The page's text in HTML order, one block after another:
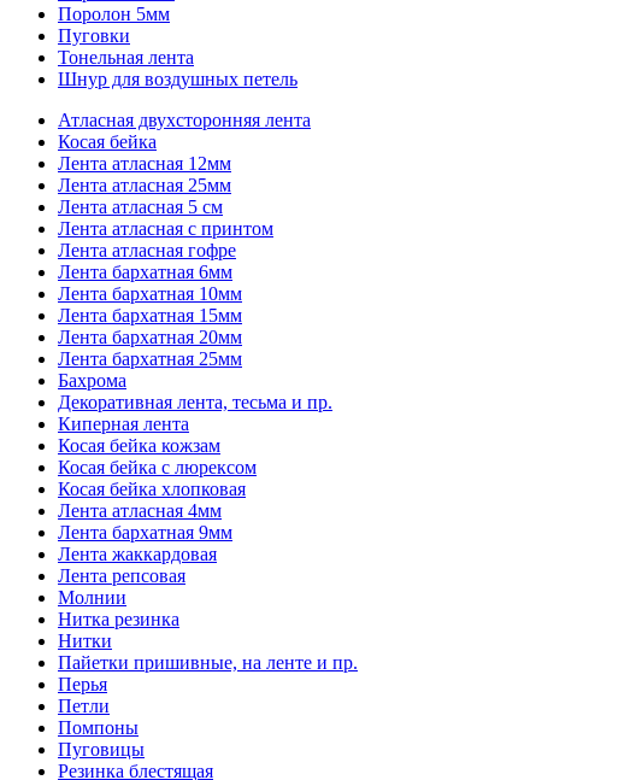
Поролон 5мм
Пуговки
Тонельная лента
Шнур для воздушных петель
Атласная двухсторонняя лента
Косая бейка
Лента атласная 12мм
Лента атласная 25мм
Лента атласная 5 см
Лента атласная с принтом
Лента атласная гофре
Лента бархатная 6мм
Лента бархатная 10мм
Лента бархатная 15мм
Лента бархатная 20мм
Лента бархатная 25мм
Бахрома
Декоративная лента, тесьма и пр.
Киперная лента
Косая бейка кожзам
Косая бейка с люрексом
Косая бейка хлопковая
Лента атласная 4мм
Лента бархатная 9мм
Лента жаккардовая
Лента репсовая
Молнии
Нитка резинка
Нитки
Пайетки пришивные, на ленте и пр.
Перья
Петли
Помпоны
Пуговицы
Резинка блестящая